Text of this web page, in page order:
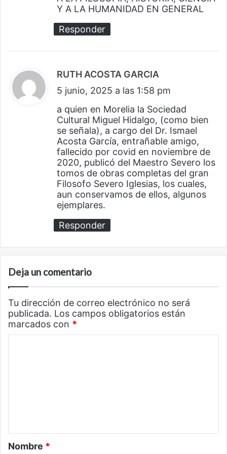
:
Y A LA HUMANIDAD EN GENERAL
Responder
RUTH ACOSTA GARCIA
i
c
e
:
5 junio, 2025 a las 1:58 pm
a quien en Morelia la Sociedad
Cultural Miguel Hidalgo, (como bien
se señala), a cargo del Dr. Ismael
Acosta García, entrañable amigo,
fallecido por covid en noviembre de
2020, publicó del Maestro Severo los
tomos de obras completas del gran
Filosofo Severo Iglesias, los cuales,
aun conservamos de ellos, algunos
ejemplares.
Responder
Deja un comentario
Tu dirección de correo electrónico no será
publicada. Los campos obligatorios están
marcados con *
a
r
Nombre *